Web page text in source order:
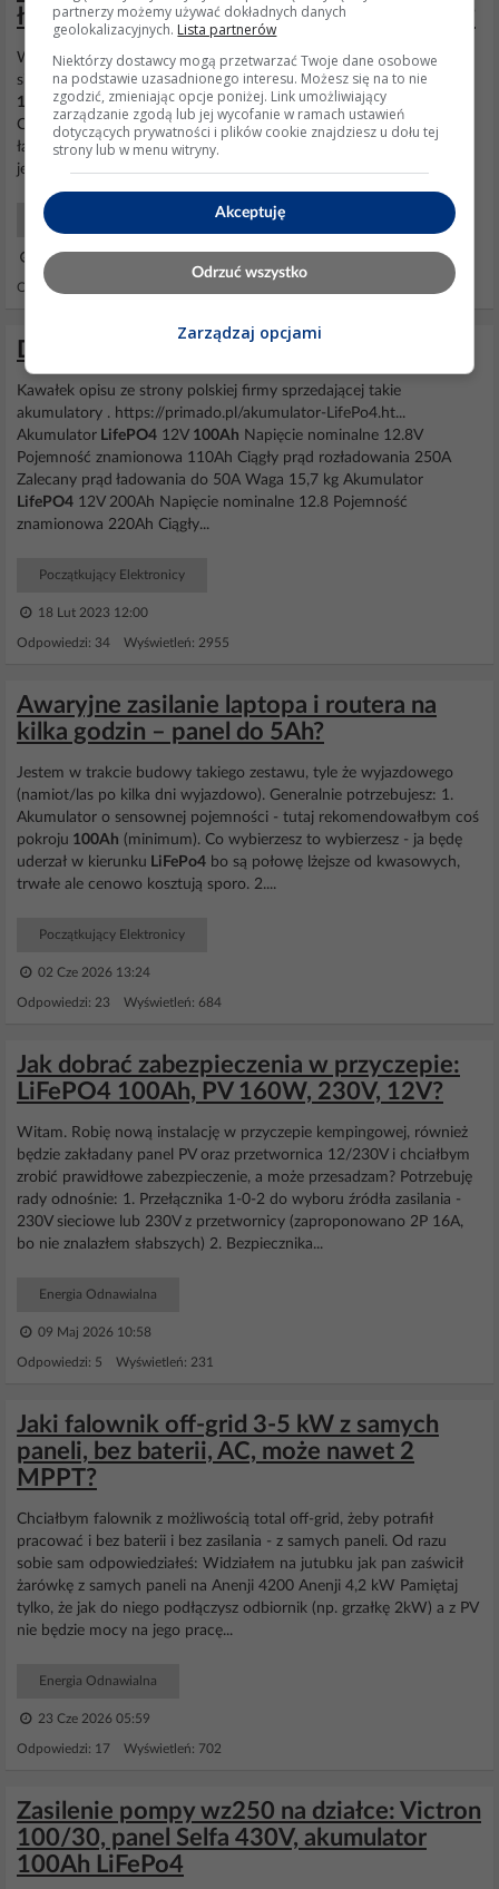
ładowania Volt LiFePO4 12V 100Ah BMS?
Witajcie, zakupiłem ostatnio nowy akumulator i ładowarkę do
silnika elektrycznego od łódki. Akumulator to Volt LiFePO412V
100Ah(100A) BMS, a ładowarka to Victron Blue Smart IP22
Charger 12/30. Podpowiedzcie teraz proszę na jakich ustawieniach
ładować akumulator, aby ładował się do pełna, ale żeby
jednocześnie posłużył jak najdłużej, bo jednak swoje...
Energia Odnawialna
03 Lip 2025 15:00
Odpowiedzi: 4 Wyświetleń: 1353
Dziwna zmiana polaryzacji akumulatorów
Kawałek opisu ze strony polskiej firmy sprzedającej takie
akumulatory . https://primado.pl/akumulator-LifePo4.ht...
Akumulator LifePO4 12V 100Ah Napięcie nominalne 12.8V
Pojemność znamionowa 110Ah Ciągły prąd rozładowania 250A
Zalecany prąd ładowania do 50A Waga 15,7 kg Akumulator
LifePO4 12V 200Ah Napięcie nominalne 12.8 Pojemność
znamionowa 220Ah Ciągły...
Początkujący Elektronicy
18 Lut 2023 12:00
Odpowiedzi: 34 Wyświetleń: 2955
Awaryjne zasilanie laptopa i routera na
kilka godzin – panel do 5Ah?
Jestem w trakcie budowy takiego zestawu, tyle że wyjazdowego
(namiot/las po kilka dni wyjazdowo). Generalnie potrzebujesz: 1.
Akumulator o sensownej pojemności - tutaj rekomendowałbym coś
pokroju 100Ah (minimum). Co wybierzesz to wybierzesz - ja będę
uderzał w kierunku LiFePo4 bo są połowę lżejsze od kwasowych,
trwałe ale cenowo kosztują sporo. 2....
Początkujący Elektronicy
02 Cze 2026 13:24
Odpowiedzi: 23 Wyświetleń: 684
Jak dobrać zabezpieczenia w przyczepie:
LiFePO4 100Ah, PV 160W, 230V, 12V?
Witam. Robię nową instalację w przyczepie kempingowej, również
będzie zakładany panel PV oraz przetwornica 12/230V i chciałbym
zrobić prawidłowe zabezpieczenie, a może przesadzam? Potrzebuję
rady odnośnie: 1. Przełącznika 1-0-2 do wyboru źródła zasilania -
230V sieciowe lub 230V z przetwornicy (zaproponowano 2P 16A,
bo nie znalazłem słabszych) 2. Bezpiecznika...
Energia Odnawialna
09 Maj 2026 10:58
Odpowiedzi: 5 Wyświetleń: 231
Jaki falownik off-grid 3-5 kW z samych
paneli, bez baterii, AC, może nawet 2
MPPT?
Chciałbym falownik z możliwością total off-grid, żeby potrafił
pracować i bez baterii i bez zasilania - z samych paneli. Od razu
sobie sam odpowiedziałeś: Widziałem na jutubku jak pan zaświcił
żarówkę z samych paneli na Anenji 4200 Anenji 4,2 kW Pamiętaj
tylko, że jak do niego podłączysz odbiornik (np. grzałkę 2kW) a z PV
nie będzie mocy na jego pracę...
Energia Odnawialna
23 Cze 2026 05:59
Odpowiedzi: 17 Wyświetleń: 702
Zasilenie pompy wz250 na działce: Victron
100/30, panel Selfa 430V, akumulator
100Ah LiFePo4
partnerzy możemy używać dokładnych danych
geolokalizacyjnych. Lista partnerów
Niektórzy dostawcy mogą przetwarzać Twoje dane osobowe
na podstawie uzasadnionego interesu. Możesz się na to nie
zgodzić, zmieniając opcje poniżej. Link umożliwiający
zarządzanie zgodą lub jej wycofanie w ramach ustawień
dotyczących prywatności i plików cookie znajdziesz u dołu tej
strony lub w menu witryny.
Akceptuję
Odrzuć wszystko
Zarządzaj opcjami